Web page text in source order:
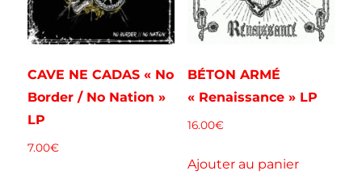
CAVE NE CADAS « No
Border / No Nation »
LP
7.00€
BÉTON ARMÉ
« Renaissance » LP
16.00€
Ajouter au panier